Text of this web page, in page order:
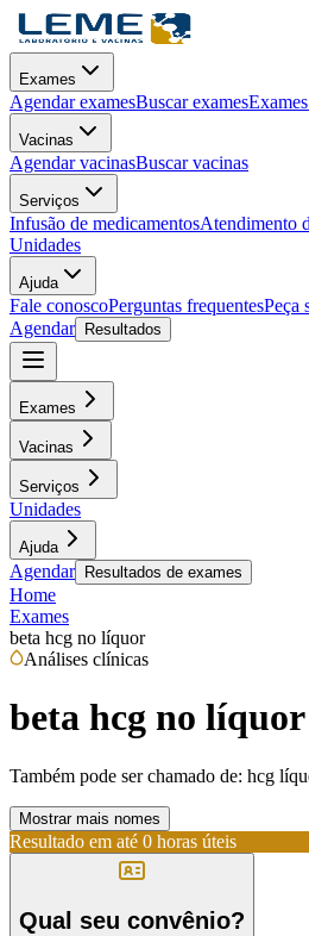
Exames
Agendar examesBuscar exames
Vacinas
Agendar vacinasBuscar vacinas
Serviços
Infusão de medicamentosAtendimento
Unidades
Ajuda
Fale conoscoPerguntas frequentesPeça
Agendar
Resultados
Exames
Vacinas
Serviços
Unidades
Ajuda
Agendar Resultados de exames
Home
Exames
beta hcg no líquor
Análises clínicas
beta hcg no líquor
Também pode ser chamado de: hcg
Mostrar mais nomes
Resultado em até 0 horas úteis
Qual seu convênio?